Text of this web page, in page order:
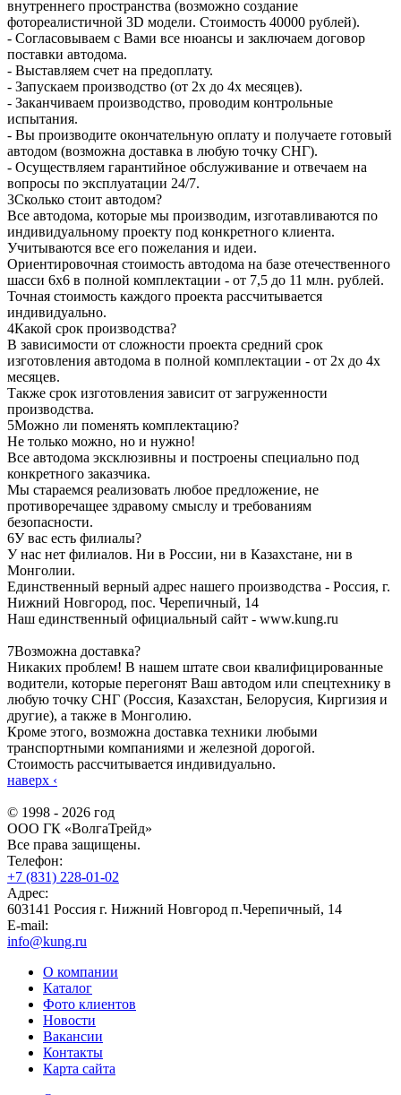
внутреннего пространства (возможно создание
фотореалистичной 3D модели. Стоимость 40000 рублей).
- Согласовываем с Вами все нюансы и заключаем договор
поставки автодома.
- Выставляем счет на предоплату.
- Запускаем производство (от 2х до 4х месяцев).
- Заканчиваем производство, проводим контрольные
испытания.
- Вы производите окончательную оплату и получаете готовый
автодом (возможна доставка в любую точку СНГ).
- Осуществляем гарантийное обслуживание и отвечаем на
вопросы по эксплуатации 24/7.
3Сколько стоит автодом?
Все автодома, которые мы производим, изготавливаются по
индивидуальному проекту под конкретного клиента.
Учитываются все его пожелания и идеи.
Ориентировочная стоимость автодома на базе отечественного
шасси 6х6 в полной комплектации - от 7,5 до 11 млн. рублей.
Точная стоимость каждого проекта рассчитывается
индивидуально.
4Какой срок производства?
В зависимости от сложности проекта средний срок
изготовления автодома в полной комплектации - от 2х до 4х
месяцев.
Также срок изготовления зависит от загруженности
производства.
5Можно ли поменять комплектацию?
Не только можно, но и нужно!
Все автодома эксклюзивны и построены специально под
конкретного заказчика.
Мы стараемся реализовать любое предложение, не
противоречащее здравому смыслу и требованиям
безопасности.
6У вас есть филиалы?
У нас нет филиалов. Ни в России, ни в Казахстане, ни в
Монголии.
Единственный верный адрес нашего производства - Россия, г.
Нижний Новгород, пос. Черепичный, 14
Наш единственный официальный сайт - www.kung.ru
7Возможна доставка?
Никаких проблем! В нашем штате свои квалифицированные
водители, которые перегонят Ваш автодом или спецтехнику в
любую точку СНГ (Россия, Казахстан, Белорусия, Киргизия и
другие), а также в Монголию.
Кроме этого, возможна доставка техники любыми
транспортными компаниями и железной дорогой.
Стоимость рассчитывается индивидуально.
наверх ‹
© 1998 - 2026 год
ООО ГК «ВолгаТрейд»
Все права защищены.
Телефон:
+7 (831) 228-01-02
Адрес:
603141 Россия г. Нижний Новгород п.Черепичный, 14
E-mail:
info@kung.ru
О компании
Каталог
Фото клиентов
Новости
Вакансии
Контакты
Карта сайта